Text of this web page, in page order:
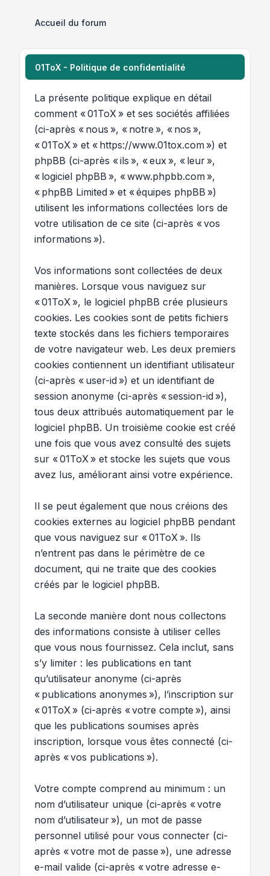
Accueil du forum
01ToX - Politique de confidentialité
La présente politique explique en détail
comment « 01ToX » et ses sociétés affiliées
(ci-après « nous », « notre », « nos »,
« 01ToX » et « https://www.01tox.com ») et
phpBB (ci-après « ils », « eux », « leur »,
« logiciel phpBB », « www.phpbb.com »,
« phpBB Limited » et « équipes phpBB »)
utilisent les informations collectées lors de
votre utilisation de ce site (ci-après « vos
informations »).
Vos informations sont collectées de deux
manières. Lorsque vous naviguez sur
« 01ToX », le logiciel phpBB crée plusieurs
cookies. Les cookies sont de petits fichiers
texte stockés dans les fichiers temporaires
de votre navigateur web. Les deux premiers
cookies contiennent un identifiant utilisateur
(ci-après « user-id ») et un identifiant de
session anonyme (ci-après « session-id »),
tous deux attribués automatiquement par le
logiciel phpBB. Un troisième cookie est créé
une fois que vous avez consulté des sujets
sur « 01ToX » et stocke les sujets que vous
avez lus, améliorant ainsi votre expérience.
Il se peut également que nous créions des
cookies externes au logiciel phpBB pendant
que vous naviguez sur « 01ToX ». Ils
n’entrent pas dans le périmètre de ce
document, qui ne traite que des cookies
créés par le logiciel phpBB.
La seconde manière dont nous collectons
des informations consiste à utiliser celles
que vous nous fournissez. Cela inclut, sans
s’y limiter : les publications en tant
qu’utilisateur anonyme (ci-après
« publications anonymes »), l’inscription sur
« 01ToX » (ci-après « votre compte »), ainsi
que les publications soumises après
inscription, lorsque vous êtes connecté (ci-
après « vos publications »).
Votre compte comprend au minimum : un
nom d’utilisateur unique (ci-après « votre
nom d’utilisateur »), un mot de passe
personnel utilisé pour vous connecter (ci-
après « votre mot de passe »), une adresse
e-mail valide (ci-après « votre adresse e-